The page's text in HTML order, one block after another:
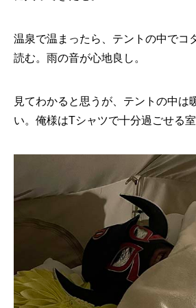
温泉で温まったら、テントの中でコ
読む。雨の音が心地良し。
見てわかると思うが、テントの中は
い。俺様はTシャツで十分過ごせる室